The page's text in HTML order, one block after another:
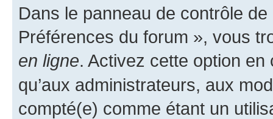
Dans le panneau de contrôle
Préférences du forum », vous
en ligne. Activez cette option
qu’aux administrateurs, aux
compté(e) comme étant un